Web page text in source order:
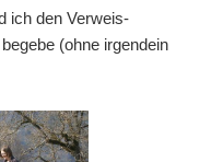
ich den Verweis-
(ohne irgendein